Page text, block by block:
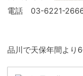
電話 03-6221-
品川で天保年間より